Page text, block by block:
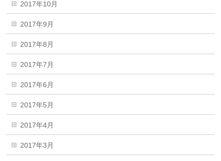
2017年10月
2017年9月
2017年8月
2017年7月
2017年6月
2017年5月
2017年4月
2017年3月